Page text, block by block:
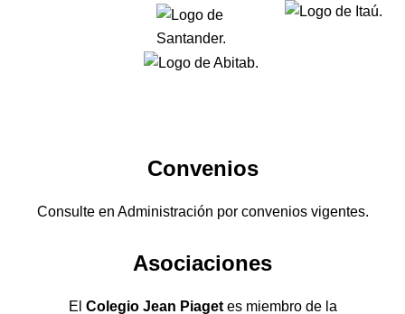
Convenios
Consulte en Administración por convenios vigentes.
Asociaciones
El Colegio Jean Piagetes miembro de la